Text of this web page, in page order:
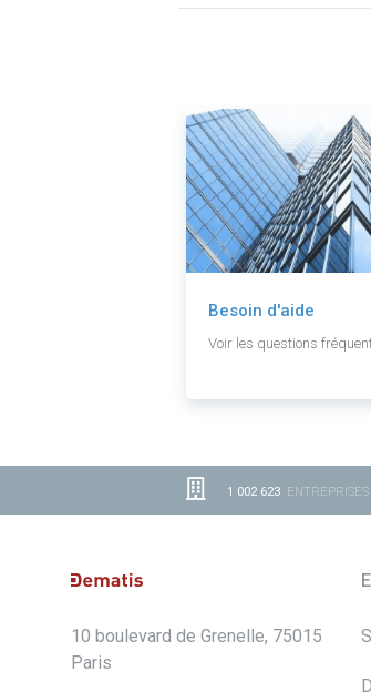
Besoin d'aide
Voir les questions
1 002 623
10 boulevard de Grenelle, 75015
Paris